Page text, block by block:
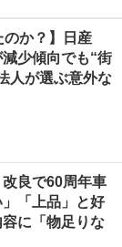
のか？】日産
減少傾向でも“街
人が選ぶ意外な
改良で60周年車
「上品」と好
に「物足りな